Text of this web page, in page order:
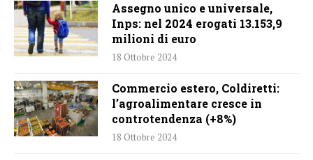
Assegno unico e universale,
Inps: nel 2024 erogati 13.153,9
milioni di euro
18 Ottobre 2024
Commercio estero, Coldiretti:
l’agroalimentare cresce in
controtendenza (+8%)
18 Ottobre 2024